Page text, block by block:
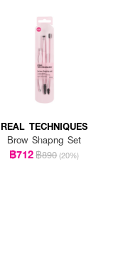
REAL TECHNIQUES
Brow Shapng Set
฿712฿890 (20%)